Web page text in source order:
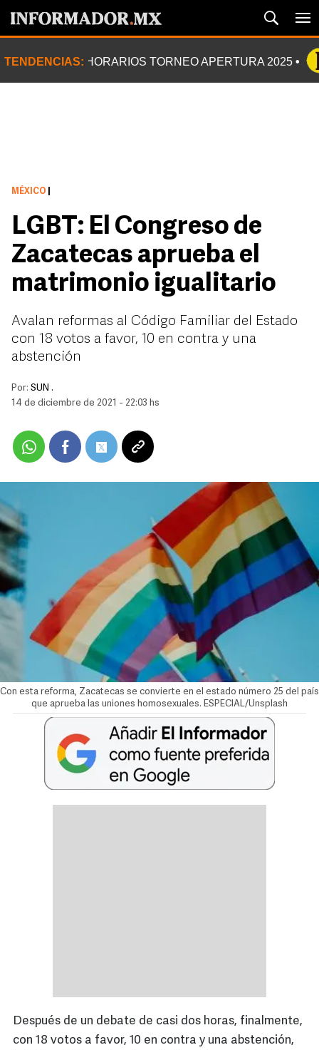
TENDENCIAS: HORARIOS TORNEO APERTURA 2025
MÉXICO
LGBT: El Congreso de
Zacatecas aprueba el
matrimonio igualitario
Avalan reformas al Código Familiar del Estado
con 18 votos a favor, 10 en contra y una
abstención
Por: SUN .
14 de diciembre de 2021 - 22:03 hs
Con esta reforma, Zacatecas se convierte en el estado número 25 del país
que aprueba las uniones homosexuales. ESPECIAL/Unsplash
Después de un debate de casi dos horas, finalmente,
con 18 votos a favor, 10 en contra y una abstención,